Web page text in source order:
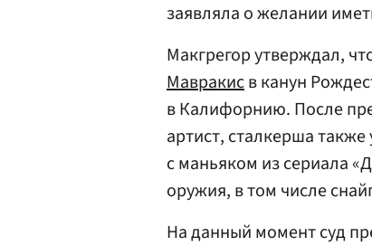
заявляла о желании
Макгрегор утверждал,
Мавракисв канун
в Калифорнию. После
артист, сталкерша
с маньяком из сериала
оружия, в том числе
На данный момент суд